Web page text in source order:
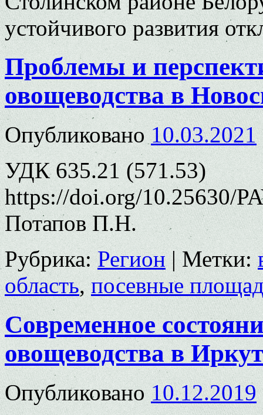
устойчивого развития
Проблемы и
овощеводства в
Опубликовано 10.03.2021
УДК 635.21 (571.53)
https://doi.org/10.25630/
Потапов П.Н.
Рубрика: Регион | Метки:
область,посевные
Современное
овощеводства в
Опубликовано 10.12.2019